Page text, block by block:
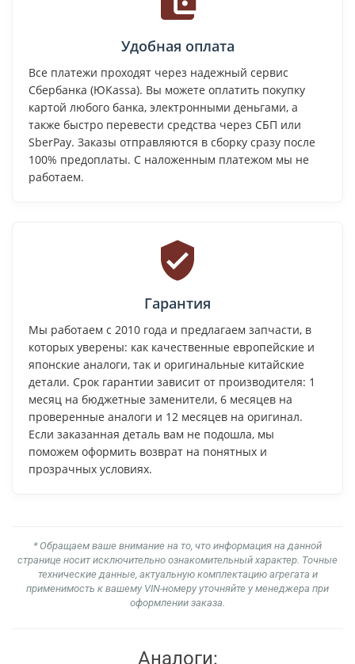
Удобная оплата
Все платежи проходят через надежный сервис
Сбербанка (ЮKassa). Вы можете оплатить покупку
картой любого банка, электронными деньгами, а
также быстро перевести средства через СБП или
SberPay. Заказы отправляются в сборку сразу после
100% предоплаты. С наложенным платежом мы не
работаем.
Гарантия
Мы работаем с 2010 года и предлагаем запчасти, в
которых уверены: как качественные европейские и
японские аналоги, так и оригинальные китайские
детали. Срок гарантии зависит от производителя: 1
месяц на бюджетные заменители, 6 месяцев на
проверенные аналоги и 12 месяцев на оригинал.
Если заказанная деталь вам не подошла, мы
поможем оформить возврат на понятных и
прозрачных условиях.
* Обращаем ваше внимание на то, что информация на данной
странице носит исключительно ознакомительный характер. Точные
технические данные, актуальную комплектацию агрегата и
применимость к вашему VIN-номеру уточняйте у менеджера при
оформлении заказа.
Аналоги: